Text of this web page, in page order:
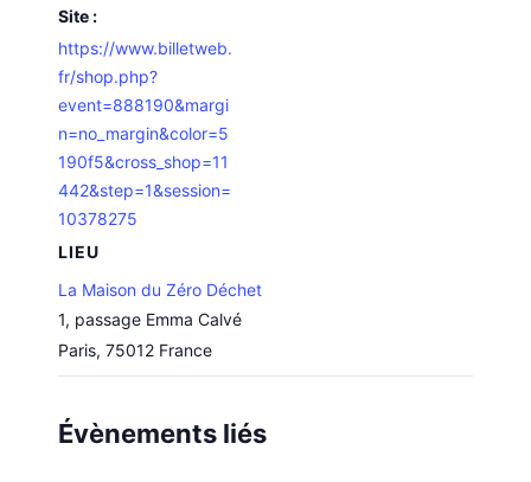
Site :
https://www.billetweb.
fr/shop.php?
event=888190&margi
n=no_margin&color=5
190f5&cross_shop=11
442&step=1&session=
10378275
LIEU
La Maison du Zéro Déchet
1, passage Emma Calvé
Paris, 75012 France
Évènements liés